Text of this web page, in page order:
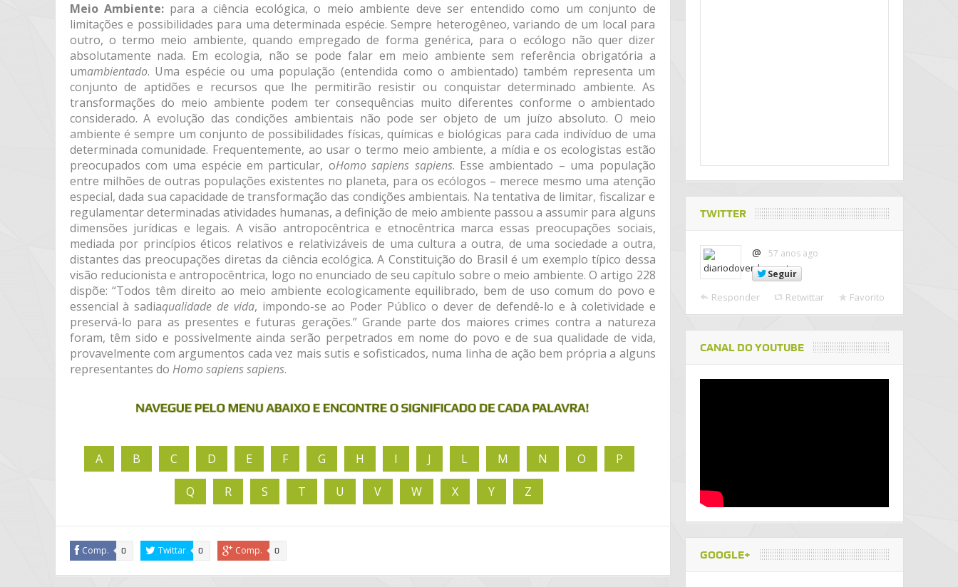
Meio Ambiente: para a ciência ecológica, o meio ambiente deve ser entendido como um conjunto de
limitações e possibilidades para uma determinada espécie. Sempre heterogêneo, variando de um local para
outro, o termo meio ambiente, quando empregado de forma genérica, para o ecólogo não quer dizer
absolutamente nada. Em ecologia, não se pode falar em meio ambiente sem referência obrigatória a
umambientado. Uma espécie ou uma população (entendida como o ambientado) também representa um
conjunto de aptidões e recursos que lhe permitirão resistir ou conquistar determinado ambiente. As
transformações do meio ambiente podem ter consequências muito diferentes conforme o ambientado
considerado. A evolução das condições ambientais não pode ser objeto de um juízo absoluto. O meio
ambiente é sempre um conjunto de possibilidades físicas, químicas e biológicas para cada indivíduo de uma
determinada comunidade. Frequentemente, ao usar o termo meio ambiente, a mídia e os ecologistas estão
preocupados com uma espécie em particular, oHomo sapiens sapiens. Esse ambientado – uma população
entre milhões de outras populações existentes no planeta, para os ecólogos – merece mesmo uma atenção
especial, dada sua capacidade de transformação das condições ambientais. Na tentativa de limitar, fiscalizar e
regulamentar determinadas atividades humanas, a definição de meio ambiente passou a assumir para alguns
dimensões jurídicas e legais. A visão antropocêntrica e etnocêntrica marca essas preocupações sociais,
mediada por princípios éticos relativos e relativizáveis de uma cultura a outra, de uma sociedade a outra,
distantes das preocupações diretas da ciência ecológica. A Constituição do Brasil é um exemplo típico dessa
visão reducionista e antropocêntrica, logo no enunciado de seu capítulo sobre o meio ambiente. O artigo 228
dispõe: “Todos têm direito ao meio ambiente ecologicamente equilibrado, bem de uso comum do povo e
essencial à sadiaqualidade de vida, impondo-se ao Poder Público o dever de defendê-lo e à coletividade e
preservá-lo para as presentes e futuras gerações.” Grande parte dos maiores crimes contra a natureza
foram, têm sido e possivelmente ainda serão perpetrados em nome do povo e de sua qualidade de vida,
provavelmente com argumentos cada vez mais sutis e sofisticados, numa linha de ação bem própria a alguns
representantes do Homo sapiens sapiens.
A B C D E F G H I J L M N O P
Q R S T U V W X Y Z
Comp. 0 Twittar 0 Comp. 0
TWITTER
@
57 anos ago
Seguir
Responder Retwittar Favorito
CANAL DO YOUTUBE
GOOGLE+